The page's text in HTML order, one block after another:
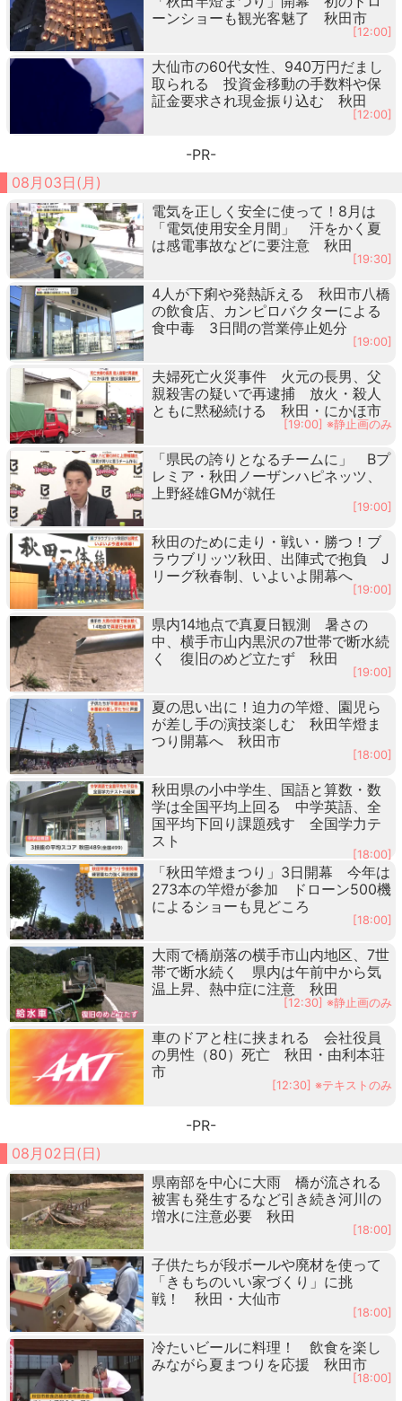
ーンショーも観光客魅了 秋田市
[12:00]
大仙市の60代女性、940万円だまし
取られる 投資金移動の手数料や保
証金要求され現金振り込む 秋田
[12:00]
-PR-
08月03日(月)
電気を正しく安全に使って！8月は
「電気使用安全月間」 汗をかく夏
は感電事故などに要注意 秋田
[19:30]
4人が下痢や発熱訴える 秋田市八橋
の飲食店、カンピロバクターによる
食中毒 3日間の営業停止処分
[19:00]
夫婦死亡火災事件 火元の長男、父
親殺害の疑いで再逮捕 放火・殺人
ともに黙秘続ける 秋田・にかほ市
[19:00] ※静止画のみ
「県民の誇りとなるチームに」 Bプ
レミア・秋田ノーザンハピネッツ、
上野経雄GMが就任
[19:00]
秋田のために走り・戦い・勝つ！ブ
ラウブリッツ秋田、出陣式で抱負 J
リーグ秋春制、いよいよ開幕へ
[19:00]
県内14地点で真夏日観測 暑さの
中、横手市山内黒沢の7世帯で断水続
く 復旧のめど立たず 秋田
[19:00]
夏の思い出に！迫力の竿燈、園児ら
が差し手の演技楽しむ 秋田竿燈ま
つり開幕へ 秋田市
[18:00]
秋田県の小中学生、国語と算数・数
学は全国平均上回る 中学英語、全
国平均下回り課題残す 全国学力テ
スト
[18:00]
「秋田竿燈まつり」3日開幕 今年は
273本の竿燈が参加 ドローン500機
によるショーも見どころ
[18:00]
大雨で橋崩落の横手市山内地区、7世
帯で断水続く 県内は午前中から気
温上昇、熱中症に注意 秋田
[12:30] ※静止画のみ
車のドアと柱に挟まれる 会社役員
の男性（80）死亡 秋田・由利本荘
市
[12:30] ※テキストのみ
-PR-
08月02日(日)
県南部を中心に大雨 橋が流される
被害も発生するなど引き続き河川の
増水に注意必要 秋田
[18:00]
子供たちが段ボールや廃材を使って
「きもちのいい家づくり」に挑
戦！ 秋田・大仙市
[18:00]
冷たいビールに料理！ 飲食を楽し
みながら夏まつりを応援 秋田市
[18:00]